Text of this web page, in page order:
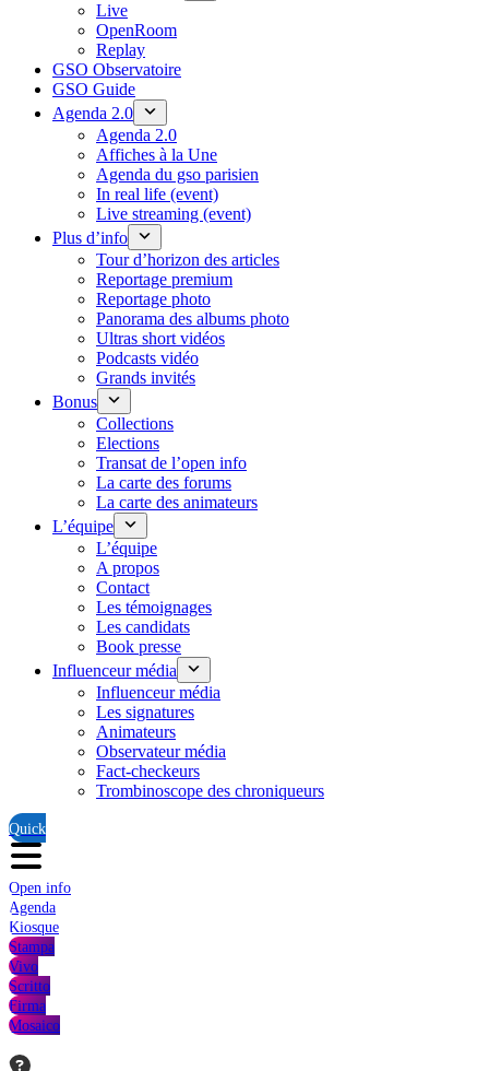
Live
OpenRoom
Replay
GSO Observatoire
GSO Guide
Agenda 2.0
Agenda 2.0
Affiches à la Une
Agenda du gso parisien
In real life (event)
Live streaming (event)
Plus d’info
Tour d’horizon des articles
Reportage premium
Reportage photo
Panorama des albums photo
Ultras short vidéos
Podcasts vidéo
Grands invités
Bonus
Collections
Elections
Transat de l’open info
La carte des forums
La carte des animateurs
L’équipe
L’équipe
A propos
Contact
Les témoignages
Les candidats
Book presse
Influenceur média
Influenceur média
Les signatures
Animateurs
Observateur média
Fact-checkeurs
Trombinoscope des chroniqueurs
Quick
Open info
Agenda
Kiosque
Stampa
Vivo
Scritto
Firma
Mosaico